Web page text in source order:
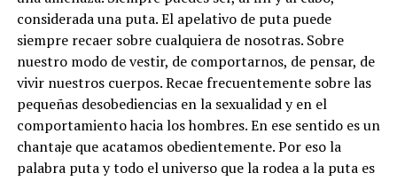
considerada una puta. El apelativo de puta puede
siempre recaer sobre cualquiera de nosotras. Sobre
nuestro modo de vestir, de comportarnos, de pensar, de
vivir nuestros cuerpos. Recae frecuentemente sobre las
pequeñas desobediencias en la sexualidad y en el
comportamiento hacia los hombres. En ese sentido es un
chantaje que acatamos obedientemente. Por eso la
palabra puta y todo el universo que la rodea a la puta es